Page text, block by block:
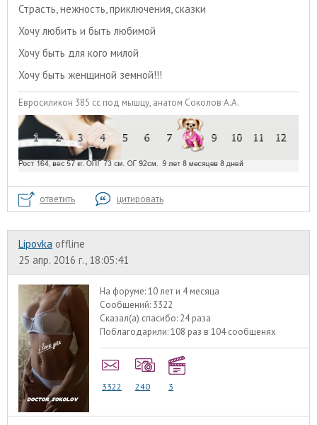
Страсть, нежность, приключения, сказки
Хочу любить и быть любимой
Хочу быть для кого милой
Хочу быть женщиной земной!!!
Евросиликон 385 сс под мышцу, анатом Соколов А.А.
ответить цитировать
Lipovka offline
25 апр. 2016 г., 18:05:41
На форуме:10 лет и 4 месяца
Сообщений: 3322
Сказал(а) спасибо: 24 раза
Поблагодарили:108 раз в 104 сообщенях
3322 240 3